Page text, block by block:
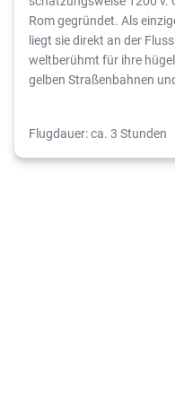
Rom gegründet. Als
liegt sie direkt an der
weltberühmt für ihre
gelben Straßenbahnen
Flugdauer: ca. 3 Stunden